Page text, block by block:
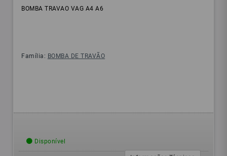
BOMBA TRAVAO VAG A4 A6
Família: BOMBA DE TRAVÃO
Disponível